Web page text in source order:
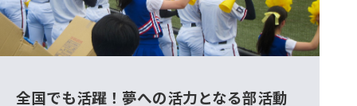
全国でも活躍！夢への活力となる部活動